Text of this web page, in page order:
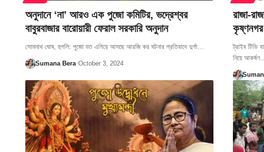
অনুদানে ‘না’ আরও এক পুজো কমিটির, ভদ্রেশ্বর
বাবুরবাজার বারোয়ারী ফেরাল সরকারি অনুদান
সোমনাথ ঘোষ, হুগলি: পুজো যত এগিয়ে আসছে আরজি কর ঘটনার প্রতিবাদে দুর্গা…
Sumana Bera October 3, 2024
রাজা-
কৃষ্ণনগর
ট্রাইব টিভি
নিয়ে আকর্ষণ…